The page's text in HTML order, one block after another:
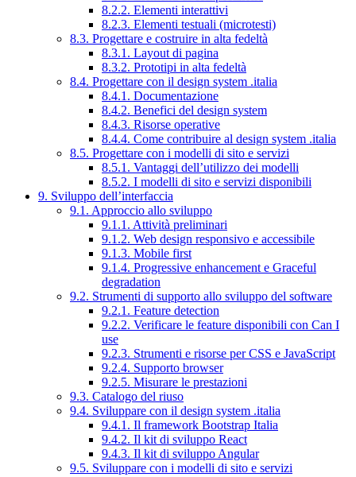
8.2.2. Elementi interattivi
8.2.3. Elementi testuali (microtesti)
8.3. Progettare e costruire in alta fedeltà
8.3.1. Layout di pagina
8.3.2. Prototipi in alta fedeltà
8.4. Progettare con il design system .italia
8.4.1. Documentazione
8.4.2. Benefici del design system
8.4.3. Risorse operative
8.4.4. Come contribuire al design system .italia
8.5. Progettare con i modelli di sito e servizi
8.5.1. Vantaggi dell’utilizzo dei modelli
8.5.2. I modelli di sito e servizi disponibili
9. Sviluppo dell’interfaccia
9.1. Approccio allo sviluppo
9.1.1. Attività preliminari
9.1.2. Web design responsivo e accessibile
9.1.3. Mobile first
9.1.4. Progressive enhancement e Graceful
degradation
9.2. Strumenti di supporto allo sviluppo del software
9.2.1. Feature detection
9.2.2. Verificare le feature disponibili con Can I
use
9.2.3. Strumenti e risorse per CSS e JavaScript
9.2.4. Supporto browser
9.2.5. Misurare le prestazioni
9.3. Catalogo del riuso
9.4. Sviluppare con il design system .italia
9.4.1. Il framework Bootstrap Italia
9.4.2. Il kit di sviluppo React
9.4.3. Il kit di sviluppo Angular
9.5. Sviluppare con i modelli di sito e servizi